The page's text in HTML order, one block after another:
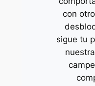
con
sigue tu